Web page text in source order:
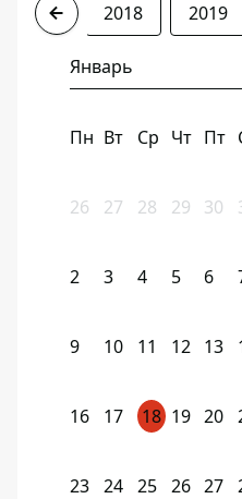
2017 2018 2019
Январь
Пн Вт Ср Чт Пт
26 27 28 29 30
2 3 4 5 6
9 10 11 12 13
16 17 18 19 20
23 24 25 26 27